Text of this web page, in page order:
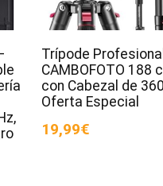
Trípode Profesional
CAMBOFOTO 188
con Cabezal de
Oferta Especial
19,99€